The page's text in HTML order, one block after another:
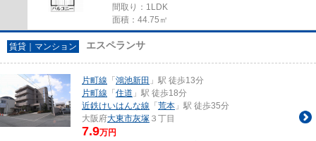
間取り：1LDK
面積：44.75㎡
賃貸｜マンション エスペランサ
片町線 「 鴻池新田 」駅 徒歩13分
片町線 「 住道 」駅 徒歩18分
近鉄けいはんな線 「 荒本 」駅 徒歩35分
大阪府大東市灰塚 ３丁目
7.9万円